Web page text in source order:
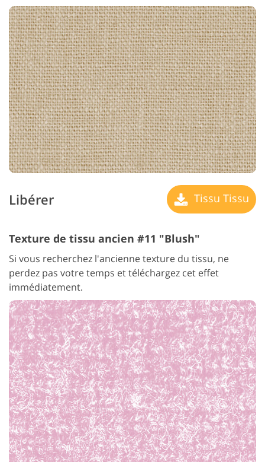
Libérer Tissu Tissu
Texture de tissu ancien #11 "Blush"
Si vous recherchez l'ancienne texture du tissu, ne
perdez pas votre temps et téléchargez cet effet
immédiatement.